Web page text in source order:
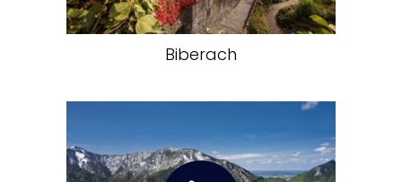
Biberach